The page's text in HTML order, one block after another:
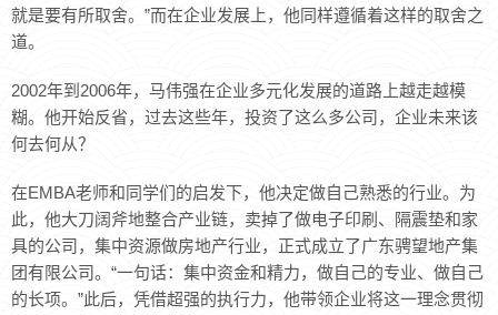
就是要有所取舍。”而在企业发展上，他同样遵循着这样的取舍之
道。
2002年到2006年，马伟强在企业多元化发展的道路上越走越模
糊。他开始反省，过去这些年，投资了这么多公司，企业未来该
何去何从？
在EMBA老师和同学们的启发下，他决定做自己熟悉的行业。为
此，他大刀阔斧地整合产业链，卖掉了做电子印刷、隔震垫和家
具的公司，集中资源做房地产行业，正式成立了广东骋望地产集
团有限公司。“一句话：集中资金和精力，做自己的专业、做自己
的长项。”此后，凭借超强的执行力，他带领企业将这一理念贯彻